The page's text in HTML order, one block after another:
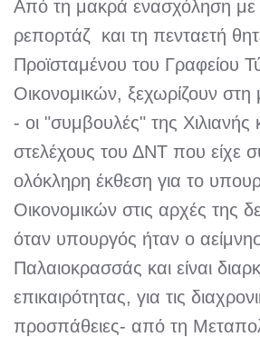
Από τη μακρά ενασχόληση με
ρεπορτάζ και τη πενταετή
Προϊσταμένου του Γραφείου
Οικονομικών, ξεχωρίζουν
- οι "συμβουλές" της
στελέχους του ΔΝΤ που είχε
ολόκληρη έκθεση για το
Οικονομικών στις αρχές της
όταν υπουργός ήταν ο
Παλαιοκρασσάς και είναι
επικαιρότητας, για τις
προσπάθειες- από τη